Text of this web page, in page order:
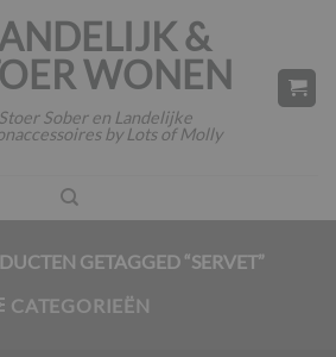
&
WONEN
Stoer Sober en Landelijke
by Lots of Molly
GETAGGED “SERVET”
CATEGORIEËN